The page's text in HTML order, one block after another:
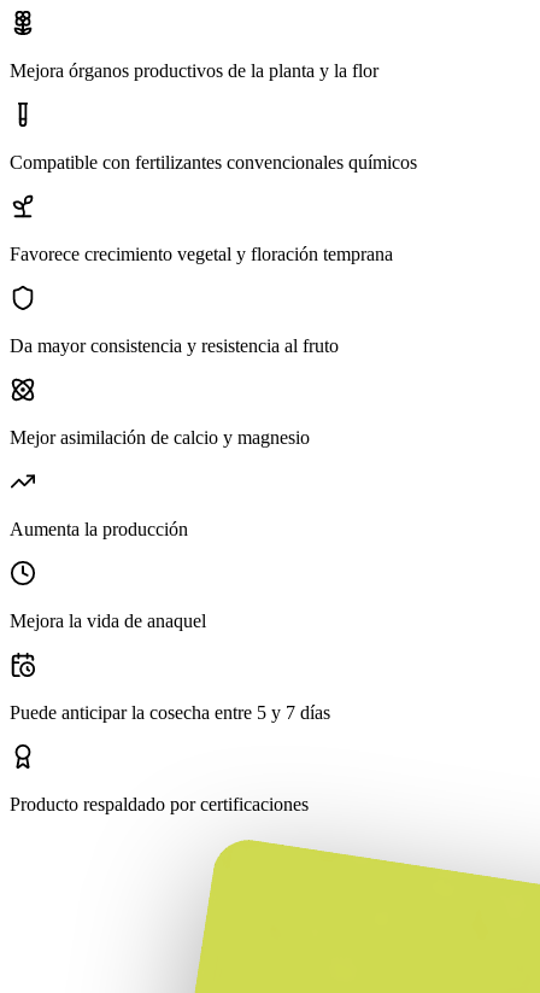
Mejora órganos productivos de la planta y la flor
Compatible con fertilizantes convencionales químicos
Favorece crecimiento vegetal y floración temprana
Da mayor consistencia y resistencia al fruto
Mejor asimilación de calcio y magnesio
Aumenta la producción
Mejora la vida de anaquel
Puede anticipar la cosecha entre 5 y 7 días
Producto respaldado por certificaciones